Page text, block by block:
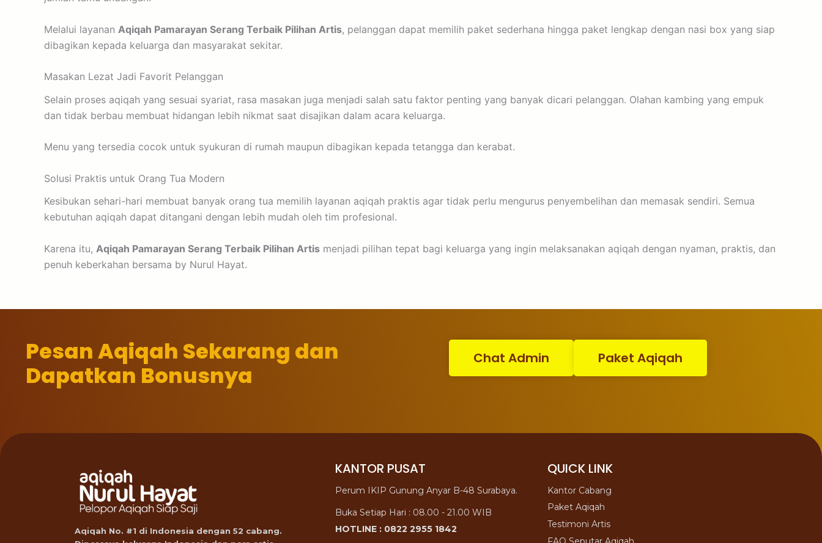
Melalui layanan Aqiqah Pamarayan Serang Terbaik Pilihan Artis, pelanggan dapat memilih paket sederhana hingga paket lengkap dengan nasi box yang siap
dibagikan kepada keluarga dan masyarakat sekitar.
Masakan Lezat Jadi Favorit Pelanggan
Selain proses aqiqah yang sesuai syariat, rasa masakan juga menjadi salah satu faktor penting yang banyak dicari pelanggan. Olahan kambing yang empuk
dan tidak berbau membuat hidangan lebih nikmat saat disajikan dalam acara keluarga.
Menu yang tersedia cocok untuk syukuran di rumah maupun dibagikan kepada tetangga dan kerabat.
Solusi Praktis untuk Orang Tua Modern
Kesibukan sehari-hari membuat banyak orang tua memilih layanan aqiqah praktis agar tidak perlu mengurus penyembelihan dan memasak sendiri. Semua
kebutuhan aqiqah dapat ditangani dengan lebih mudah oleh tim profesional.
Karena itu, Aqiqah Pamarayan Serang Terbaik Pilihan Artis menjadi pilihan tepat bagi keluarga yang ingin melaksanakan aqiqah dengan nyaman, praktis, dan
penuh keberkahan bersama by Nurul Hayat.
Pesan Aqiqah Sekarang dan
Dapatkan Bonusnya
Chat Admin Paket Aqiqah
Aqiqah No. #1 di Indonesia dengan 52 cabang.
KANTOR PUSAT
Perum IKIP Gunung Anyar B-48 Surabaya.
Buka Setiap Hari : 08.00 - 21.00 WIB
HOTLINE : 0822 2955 1842
QUICK LINK
Kantor Cabang
Paket Aqiqah
Testimoni Artis